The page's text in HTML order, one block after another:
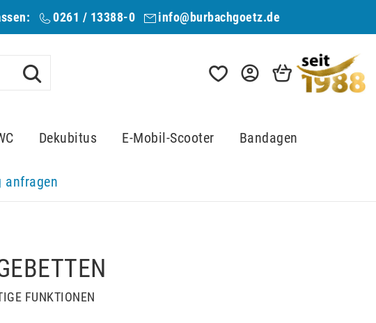
0261 / 13388-0 info@burbachgoetz.de
Dekubitus E-Mobil-Scooter Bandagen
anfragen
FUNKTIONEN